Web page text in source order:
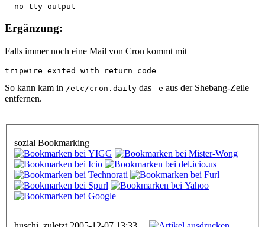
--no-tty-output
Ergänzung:
Falls immer noch eine Mail von Cron kommt mit
tripwire exited with return code
So kann kam in /etc/cron.daily das -e aus der Shebang-Zeile
entfernen.
sozial Bookmarking